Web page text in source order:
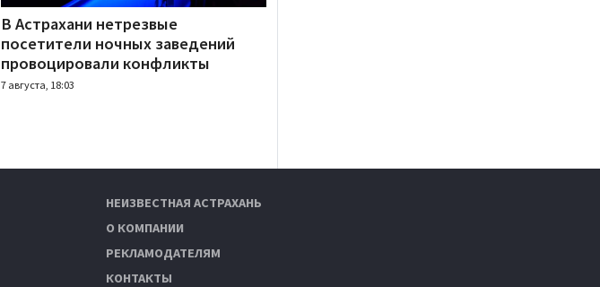
В Астрахани нетрезвые
посетители ночных заведений
провоцировали конфликты
7 августа, 18:03
НЕИЗВЕСТНАЯ АСТРАХАНЬ
О КОМПАНИИ
РЕКЛАМОДАТЕЛЯМ
КОНТАКТЫ